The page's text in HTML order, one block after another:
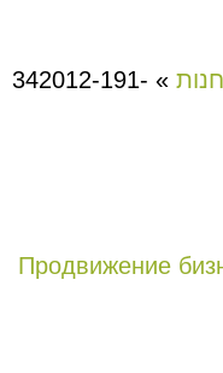
חנות »
342012-191-
Продвижение